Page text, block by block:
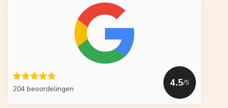
204 beoordelingen
4.5/5